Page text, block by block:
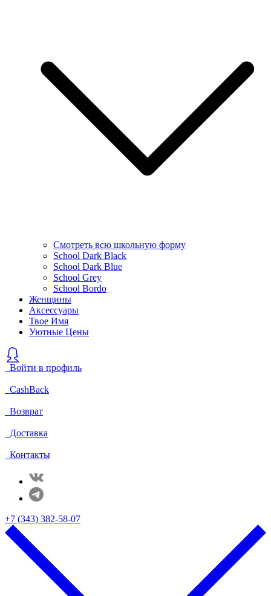
Смотреть всю школьную форму
School Dark Black
School Dark Blue
School Grey
School Bordo
Женщины
Аксессуары
Твое Имя
Уютные Цены
Войти в профиль
CashBack
Возврат
Доставка
Контакты
+7 (343) 382-58-07